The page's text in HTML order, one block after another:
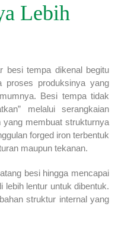
Lebih
besi tempa dikenal begitu
proses produksinya yang
Besi tempa tidak
melalui serangkaian
yang membuat strukturnya
forged iron terbentuk
maupun tekanan.
besi hingga mencapai
lebih lentur untuk dibentuk.
struktur internal yang